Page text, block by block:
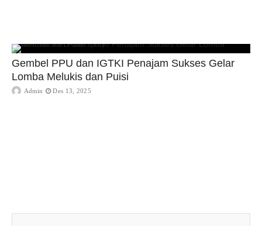
Gembel PPU dan IGTKI Penajam Sukses Gelar
Lomba Melukis dan Puisi
Admin Des 13, 2025